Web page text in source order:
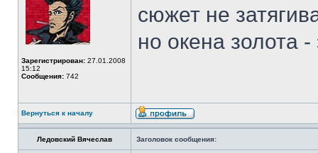
Зарегистрирован: 27.01.2008
15:12
Сообщения: 742
сюжет не
но окена золота -
Вернуться к началу
Ледовский Вячеслав Заголовок сообщения: